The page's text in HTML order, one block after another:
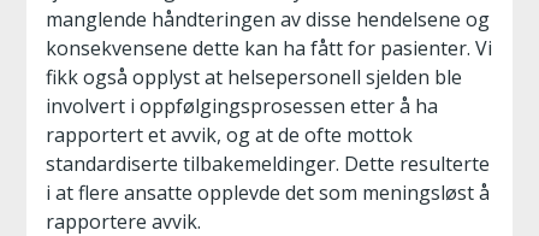
manglende håndteringen av disse hendelsene og
konsekvensene dette kan ha fått for pasienter. Vi
fikk også opplyst at helsepersonell sjelden ble
involvert i oppfølgingsprosessen etter å ha
rapportert et avvik, og at de ofte mottok
standardiserte tilbakemeldinger. Dette resulterte
i at flere ansatte opplevde det som meningsløst å
rapportere avvik.